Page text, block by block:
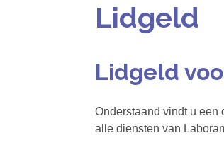
Lidgeld
Lidgeld
Onderstaand vindt u een
alle diensten van